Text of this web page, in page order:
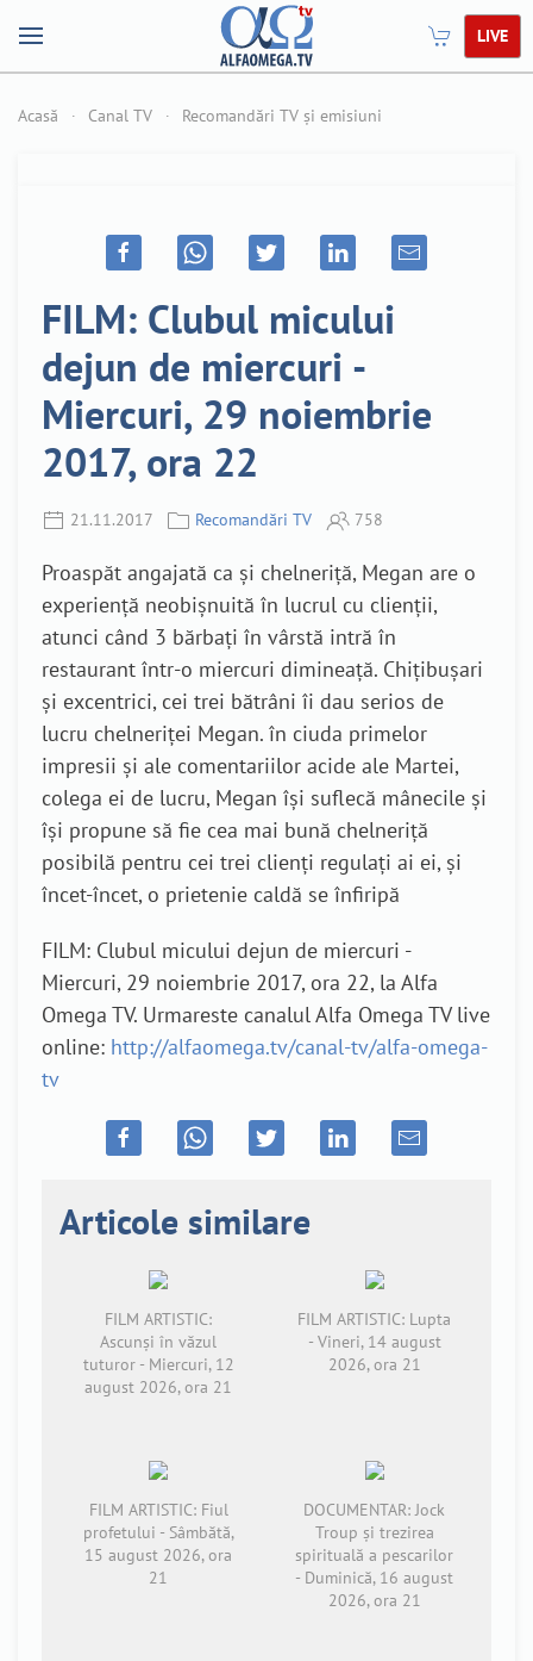
LIVE
Acasă Canal TV Recomandări TV și emisiuni
FILM: Clubul micului
dejun de miercuri -
Miercuri, 29 noiembrie
2017, ora 22
21.11.2017 Recomandări TV 758
Proaspăt angajată ca și chelneriță, Megan are o
experiență neobișnuită în lucrul cu clienții,
atunci când 3 bărbați în vârstă intră în
restaurant într-o miercuri dimineață. Chițibușari
și excentrici, cei trei bătrâni îi dau serios de
lucru chelneriței Megan. în ciuda primelor
impresii și ale comentariilor acide ale Martei,
colega ei de lucru, Megan își suflecă mânecile și
își propune să fie cea mai bună chelneriță
posibilă pentru cei trei clienți regulați ai ei, și
încet-încet, o prietenie caldă se înfiripă
FILM: Clubul micului dejun de miercuri -
Miercuri, 29 noiembrie 2017, ora 22, la Alfa
Omega TV. Urmareste canalul Alfa Omega TV live
online: http://alfaomega.tv/canal-tv/alfa-omega-
tv
Articole similare
FILM ARTISTIC:
Ascunși în văzul
tuturor - Miercuri, 12
august 2026, ora 21
FILM ARTISTIC: Lupta
- Vineri, 14 august
2026, ora 21
FILM ARTISTIC: Fiul
profetului - Sâmbătă,
15 august 2026, ora
21
DOCUMENTAR: Jock
Troup și trezirea
spirituală a pescarilor
- Duminică, 16 august
2026, ora 21